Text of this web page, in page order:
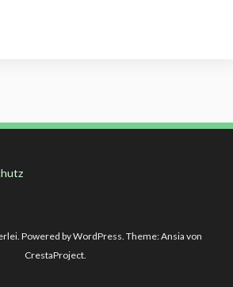
Powered by WordPress. Theme: Ansia von
CrestaProject.